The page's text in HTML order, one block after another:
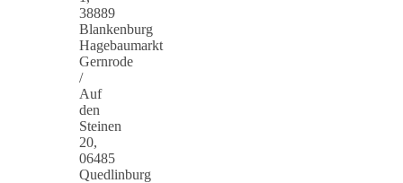
38889
Blankenburg
Hagebaumarkt
Gernrode
/
Auf
den
Steinen
20,
06485
Quedlinburg